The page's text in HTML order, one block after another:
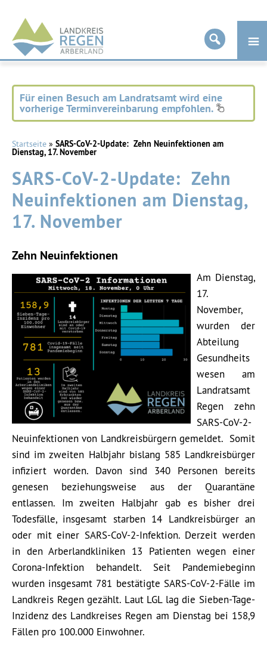
Landkreis
Regen
Für einen Besuch am Landratsamt wird eine
vorherige Terminvereinbarung empfohlen.
Startseite » SARS-CoV-2-Update: Zehn Neuinfektionen am
Dienstag, 17. November
SARS-CoV-2-Update: Zehn
Neuinfektionen am Dienstag,
17. November
Zehn Neuinfektionen
Am Dienstag,
17.
November,
wurden der
Abteilung
Gesundheits
wesen am
Landratsamt
Regen zehn
SARS-CoV-2-
Neuinfektionen von Landkreisbürgern gemeldet. Somit
sind im zweiten Halbjahr bislang 585 Landkreisbürger
infiziert worden. Davon sind 340 Personen bereits
genesen beziehungsweise aus der Quarantäne
entlassen. Im zweiten Halbjahr gab es bisher drei
Todesfälle, insgesamt starben 14 Landkreisbürger an
oder mit einer SARS-CoV-2-Infektion. Derzeit werden
in den Arberlandkliniken 13 Patienten wegen einer
Corona-Infektion behandelt. Seit Pandemiebeginn
wurden insgesamt 781 bestätigte SARS-CoV-2-Fälle im
Landkreis Regen gezählt. Laut LGL lag die Sieben-Tage-
Inzidenz des Landkreises Regen am Dienstag bei 158,9
Fällen pro 100.000 Einwohner.